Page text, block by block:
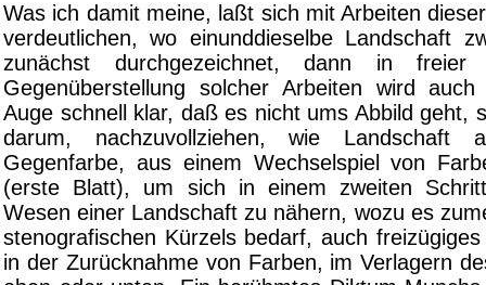
Was ich damit meine, laßt sich mit Arbeiten
verdeutlichen, wo einunddieselbe Landschaft
zunächst durchgezeichnet, dann in
Gegenüberstellung solcher Arbeiten wird
Auge schnell klar, daß es nicht ums Abbild geht,
darum, nachzuvollziehen, wie Landschaft
Gegenfarbe, aus einem Wechselspiel von
(erste Blatt), um sich in einem zweiten
Wesen einer Landschaft zu nähern, wozu es
stenografischen Kürzels bedarf, auch
in der Zurücknahme von Farben, im Verlagern